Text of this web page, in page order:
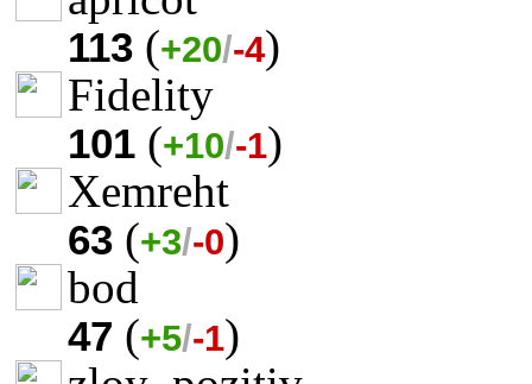
113 (+20/-4)
Fidelity
101 (+10/-1)
Xemreht
63 (+3/-0)
bod
47 (+5/-1)